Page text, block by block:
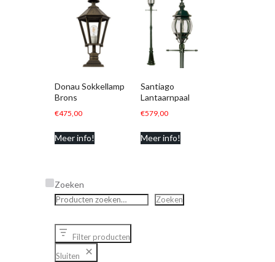
Donau Sokkellamp
Brons
€475,00
Meer info!
Santiago
Lantaarnpaal
€579,00
Meer info!
Zoeken
Zoeken
Filter producten
Sluiten